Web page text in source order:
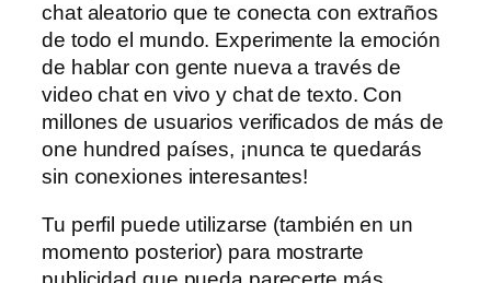
chat aleatorio que te conecta con extraños
de todo el mundo. Experimente la emoción
de hablar con gente nueva a través de
video chat en vivo y chat de texto. Con
millones de usuarios verificados de más de
one hundred países, ¡nunca te quedarás
sin conexiones interesantes!
Tu perfil puede utilizarse (también en un
momento posterior) para mostrarte